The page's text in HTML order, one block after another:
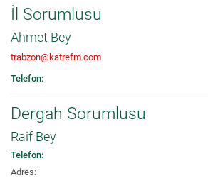
İl Sorumlusu
Ahmet Bey
trabzon@katrefm.com
Telefon:
Dergah Sorumlusu
Raif Bey
Telefon:
Adres: